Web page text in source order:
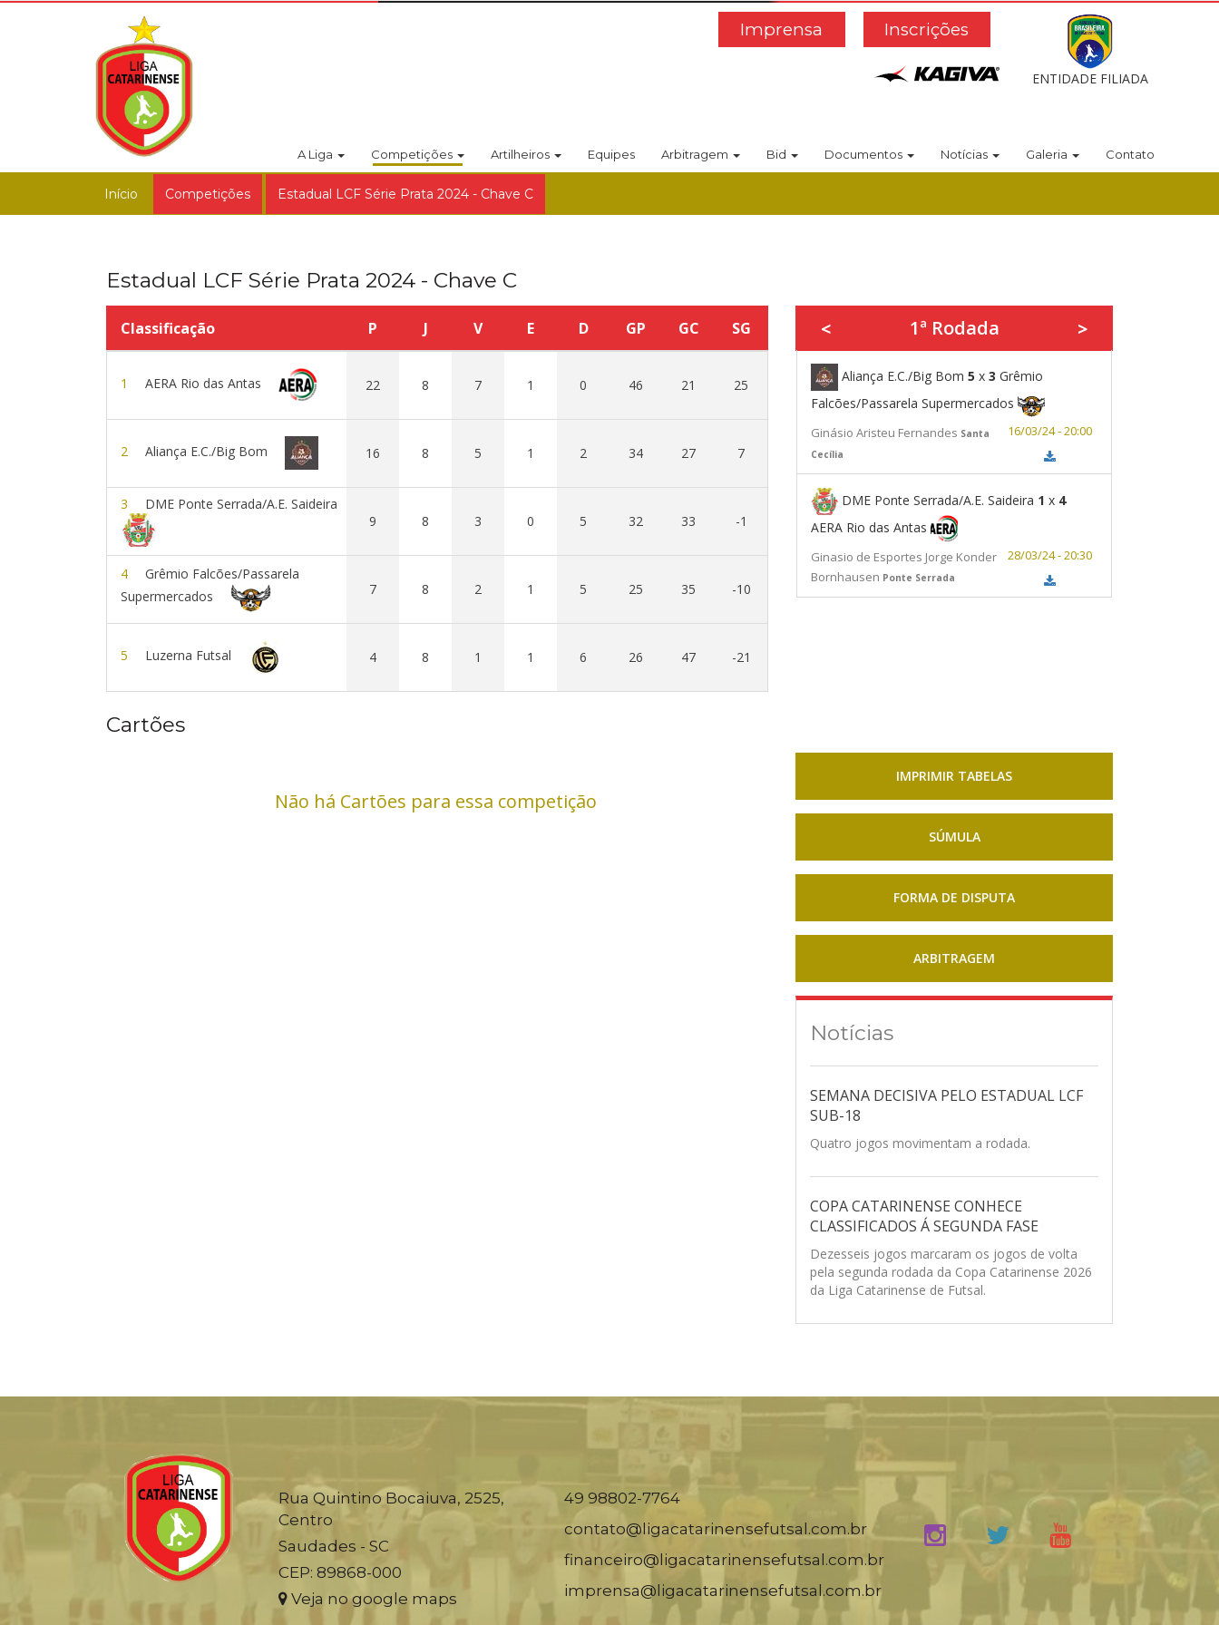
Inscrições
Imprensa
ENTIDADE FILIADA
A Liga Competições Artilheiros Equipes Arbitragem Bid Documentos Notícias Galeria Contato
Início Competições Estadual LCF Série Prata 2024 - Chave C
Estadual LCF Série Prata 2024 - Chave C
Classificação P J V E D GP GC SG
1 AERA Rio das Antas 22 8 7 1 0 46 21 25
2 Aliança E.C./Big Bom 16 8 5 1 2 34 27 7
3
DME Ponte Serrada/A.E. Saideira
9
8 3 0 5 32 33 -1
4
Grêmio Falcões/Passarela
Supermercados
7 8 2 1 5 25 35 -10
5 Luzerna Futsal 4 8 1 1 6 26 47 -21
< 1ª Rodada >
Aliança E.C./Big Bom 5 x 3 Grêmio
Falcões/Passarela Supermercados
Ginásio Aristeu Fernandes Santa
Cecília
16/03/24 - 20:00
DME Ponte Serrada/A.E. Saideira 1 x 4
AERA Rio das Antas
Ginasio de Esportes Jorge Konder
Bornhausen Ponte Serrada
28/03/24 - 20:30
Cartões
Não há Cartões para essa competição
IMPRIMIR TABELAS
SÚMULA
FORMA DE DISPUTA
ARBITRAGEM
Notícias
SEMANA DECISIVA PELO ESTADUAL LCF
SUB-18
Quatro jogos movimentam a rodada.
COPA CATARINENSE CONHECE
CLASSIFICADOS Á SEGUNDA FASE
Dezesseis jogos marcaram os jogos de volta
pela segunda rodada da Copa Catarinense 2026
da Liga Catarinense de Futsal.
Rua Quintino Bocaiuva, 2525,
Centro
Saudades - SC
CEP: 89868-000
Veja no google maps
49 98802-7764
contato@ligacatarinensefutsal.com.br
financeiro@ligacatarinensefutsal.com.br
imprensa@ligacatarinensefutsal.com.br